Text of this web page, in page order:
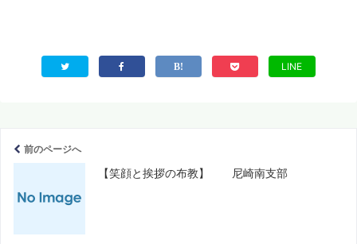
LINE
前のページへ
【笑顔と挨拶の布教】 尼崎南支部